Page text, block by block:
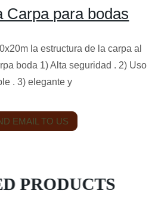
Carpa para bodas
la estructura de la carpa al
boda 1) Alta seguridad . 2) Uso
. 3) elegante y
EMAIL TO US
PRODUCTS